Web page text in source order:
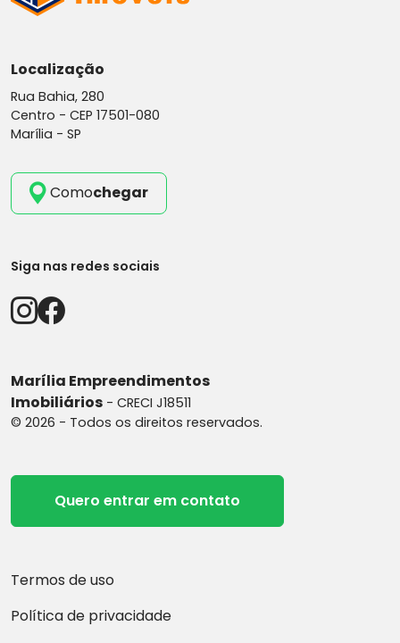
Localização
Rua Bahia, 280
Centro - CEP 17501-080
Marília - SP
Comochegar
Siga nas redes sociais
Marília Empreendimentos
Imobiliários - CRECI J18511
© 2026 - Todos os direitos reservados.
Quero entrar em contato
Termos de uso
Política de privacidade